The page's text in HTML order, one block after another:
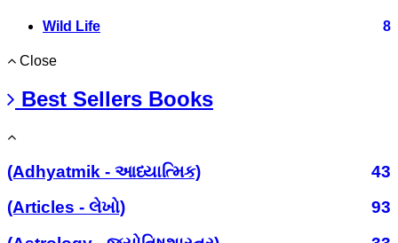
Wild Life 8
Close
Best Sellers Books
(Adhyatmik - આધ્યાત્મિક)
43
(Articles - લેખો)
93